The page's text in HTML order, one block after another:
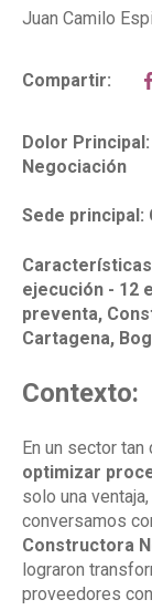
Juan Camilo
Compartir:
Dolor
Negociación
Sede principal:
ejecución - 12
preventa,
Cartagena,
Contexto:
En un sector
optimizar
solo una
conversamos
Constructora
lograron
proveedores